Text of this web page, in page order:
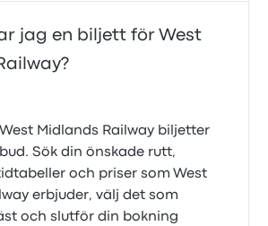
jag en biljett för West
Midlands Railway biljetter
Sök din önskade rutt,
och priser som West
erbjuder, välj det som
och slutför din bokning